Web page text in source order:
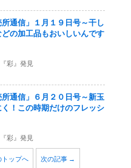
所通信」１月１９日号～干し
の加工品もおいしいんです
彩』発見
所通信」６月２０日号～新玉
！この時期だけのフレッシ
彩』発見
トップへ 次の記事 →